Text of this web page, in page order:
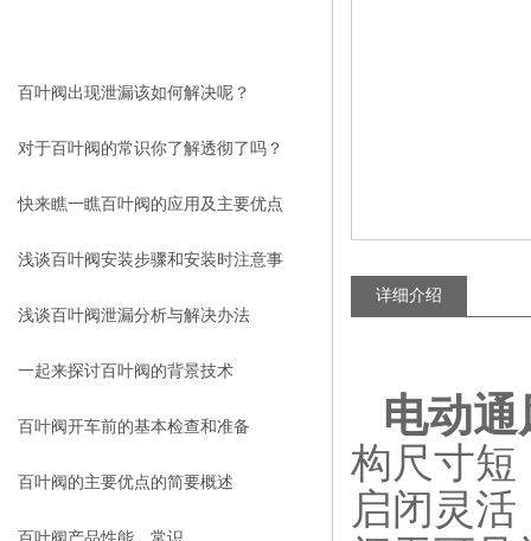
百叶阀出现泄漏该如何解决呢？
对于百叶阀的常识你了解透彻了吗？
快来瞧一瞧百叶阀的应用及主要优点
浅谈百叶阀安装步骤和安装时注意事
项
浅谈百叶阀泄漏分析与解决办法
一起来探讨百叶阀的背景技术
百叶阀开车前的基本检查和准备
百叶阀的主要优点的简要概述
详细介绍
电动
构尺寸短
启闭灵